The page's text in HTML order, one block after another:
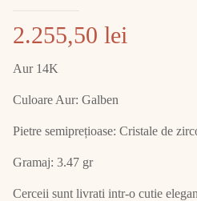
2.255,50 lei
Aur 14K
Culoare Aur: Galben
Pietre semiprețioase: Cristale de
Gramaj: 3.47 gr
Cerceii sunt livrati intr-o cutie